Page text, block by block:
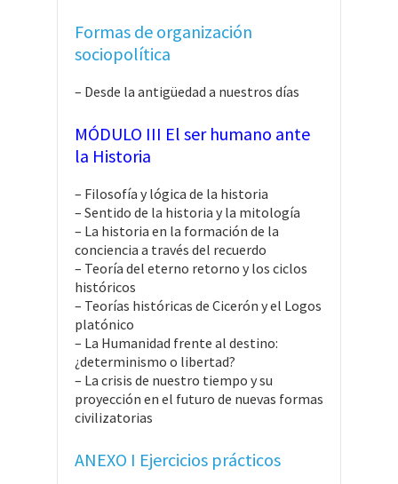
Formas de organización
sociopolítica
– Desde la antigüedad a nuestros días
MÓDULO III El ser humano ante
la Historia
– Filosofía y lógica de la historia
– Sentido de la historia y la mitología
– La historia en la formación de la
conciencia a través del recuerdo
– Teoría del eterno retorno y los ciclos
históricos
– Teorías históricas de Cicerón y el Logos
platónico
– La Humanidad frente al destino:
¿determinismo o libertad?
– La crisis de nuestro tiempo y su
proyección en el futuro de nuevas formas
civilizatorias
ANEXO I Ejercicios prácticos